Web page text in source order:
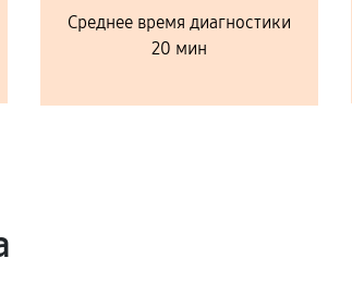
Среднее время диагностики
20 мин